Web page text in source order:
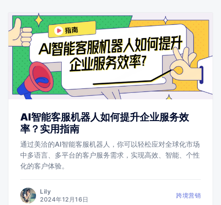
AI智能客服机器人如何提升企业服务效
率？实用指南
通过美洽的AI智能客服机器人，你可以轻松应对全球化市场
中多语言、多平台的客户服务需求，实现高效、智能、个性
化的客户体验。
Lily
2024年12月16日
跨境营销